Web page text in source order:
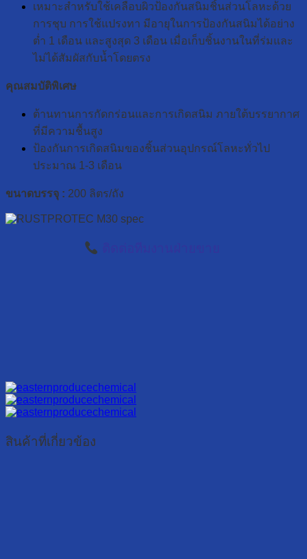
เหมาะสำหรับใช้เคลือบผิวป้องกันสนิมชิ้นส่วนโลหะด้วย
การชุบ การใช้แปรงทา มีอายุในการป้องกันสนิมได้อย่าง
ต่ำ 1 เดือน และสูงสุด 3 เดือน เมื่อเก็บชิ้นงานในที่ร่มและ
ไม่ได้สัมผัสกับน้ำโดยตรง
คุณสมบัติพิเศษ
ต้านทานการกัดกร่อนและการเกิดสนิม ภายใต้บรรยากาศ
ที่มีความชื้นสูง
ป้องกันการเกิดสนิมของชิ้นส่วนอุปกรณ์โลหะทั่วไป
ประมาณ 1-3 เดือน
ขนาดบรรจุ : 200 ลิตร/ถัง
สินค้าที่เกี่ยวข้อง